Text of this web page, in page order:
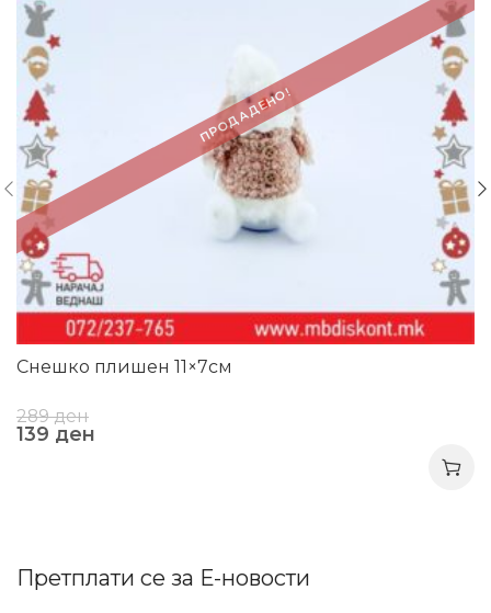
ПРОДАДЕНО!
Снешко плишен 11×7см
289ден
139 ден
Претплати се за Е-новости